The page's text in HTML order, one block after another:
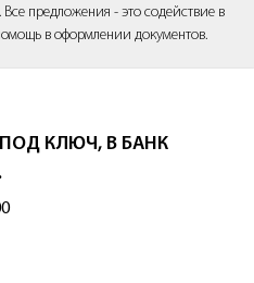
предложения - это содействие в
в оформлении документов.
КЛЮЧ, В БАНК